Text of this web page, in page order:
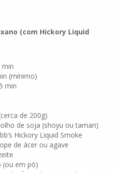
(com Hickory Liquid
min
(mínimo)
min
de 200g)
de soja (shoyu ou tamari)
Hickory Liquid Smoke
de ácer ou agave
(ou em pó)